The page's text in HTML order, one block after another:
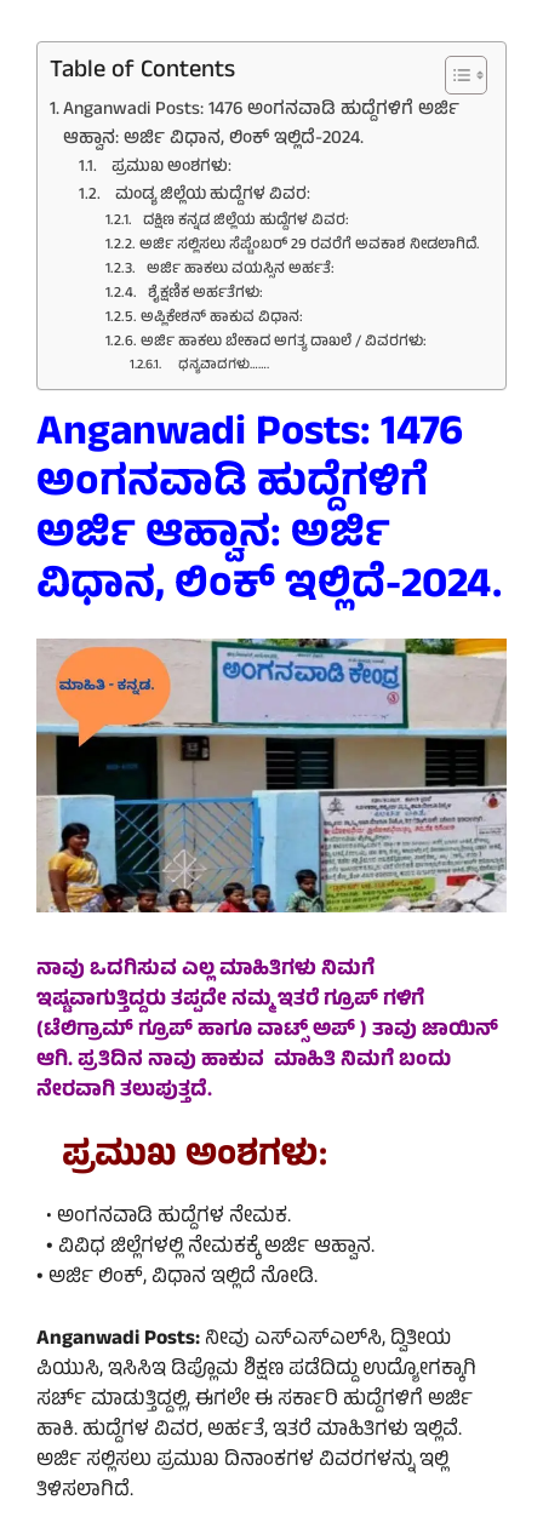
Table of Contents
Anganwadi Posts: 1476 ಅಂಗನವಾಡಿ ಹುದ್ದೆಗಳಿಗೆ ಅರ್ಜಿ
ಆಹ್ವಾನ: ಅರ್ಜಿ ವಿಧಾನ, ಲಿಂಕ್ ಇಲ್ಲಿದೆ-2024.
ಪ್ರಮುಖ ಅಂಶಗಳು:
ಮಂಡ್ಯ ಜಿಲ್ಲೆಯ ಹುದ್ದೆಗಳ ವಿವರ:
ದಕ್ಷಿಣ ಕನ್ನಡ ಜಿಲ್ಲೆಯ ಹುದ್ದೆಗಳ ವಿವರ:
ಅರ್ಜಿ ಸಲ್ಲಿಸಲು ಸೆಪ್ಟೆಂಬರ್ 29 ರವರೆಗೆ ಅವಕಾಶ ನೀಡಲಾಗಿದೆ.
ಅರ್ಜಿ ಹಾಕಲು ವಯಸ್ಸಿನ ಅರ್ಹತೆ:
ಶೈಕ್ಷಣಿಕ ಅರ್ಹತೆಗಳು:
ಅಪ್ಲಿಕೇಶನ್‌ ಹಾಕುವ ವಿಧಾನ:
ಅರ್ಜಿ ಹಾಕಲು ಬೇಕಾದ ಅಗತ್ಯ ದಾಖಲೆ / ವಿವರಗಳು:
ಧನ್ಯವಾದಗಳು…….
Anganwadi Posts: 1476
ಅಂಗನವಾಡಿ ಹುದ್ದೆಗಳಿಗೆ
ಅರ್ಜಿ ಆಹ್ವಾನ: ಅರ್ಜಿ
ವಿಧಾನ, ಲಿಂಕ್ ಇಲ್ಲಿದೆ-2024.
ನಾವು ಒದಗಿಸುವ ಎಲ್ಲ ಮಾಹಿತಿಗಳು ನಿಮಗೆ
ಇಷ್ಟವಾಗುತ್ತಿದ್ದರು ತಪ್ಪದೇ ನಮ್ಮ ಇತರೆ ಗ್ರೂಪ್ ಗಳಿಗೆ
(ಟೆಲಿಗ್ರಾಮ್ ಗ್ರೂಪ್ ಹಾಗೂ ವಾಟ್ಸ್ ಅಪ್ ) ತಾವು ಜಾಯಿನ್
ಆಗಿ. ಪ್ರತಿದಿನ ನಾವು ಹಾಕುವ ಮಾಹಿತಿ ನಿಮಗೆ ಬಂದು
ನೇರವಾಗಿ ತಲುಪುತ್ತದೆ.
ಪ್ರಮುಖ ಅಂಶಗಳು:
• ಅಂಗನವಾಡಿ ಹುದ್ದೆಗಳ ನೇಮಕ.
• ವಿವಿಧ ಜಿಲ್ಲೆಗಳಲ್ಲಿ ನೇಮಕಕ್ಕೆ ಅರ್ಜಿ ಆಹ್ವಾನ.
•ಅರ್ಜಿ ಲಿಂಕ್, ವಿಧಾನ ಇಲ್ಲಿದೆ ನೋಡಿ.
Anganwadi Posts:ನೀವು ಎಸ್‌ಎಸ್‌ಎಲ್‌ಸಿ, ದ್ವಿತೀಯ
ಪಿಯುಸಿ, ಇಸಿಸಿಇ ಡಿಪ್ಲೊಮ ಶಿಕ್ಷಣ ಪಡೆದಿದ್ದು ಉದ್ಯೋಗಕ್ಕಾಗಿ
ಸರ್ಚ್‌ ಮಾಡುತ್ತಿದ್ದಲ್ಲಿ, ಈಗಲೇ ಈ ಸರ್ಕಾರಿ ಹುದ್ದೆಗಳಿಗೆ ಅರ್ಜಿ
ಹಾಕಿ. ಹುದ್ದೆಗಳ ವಿವರ, ಅರ್ಹತೆ, ಇತರೆ ಮಾಹಿತಿಗಳು ಇಲ್ಲಿವೆ.
ಅರ್ಜಿ ಸಲ್ಲಿಸಲು ಪ್ರಮುಖ ದಿನಾಂಕಗಳ ವಿವರಗಳನ್ನು ಇಲ್ಲಿ
ತಿಳಿಸಲಾಗಿದೆ.